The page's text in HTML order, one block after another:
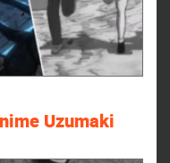
Uzumaki